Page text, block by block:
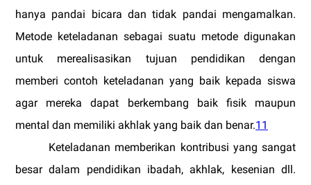
hanya pandai bicara dan tidak pandai mengamalkan.
Metode keteladanan sebagai suatu metode digunakan
untuk merealisasikan tujuan pendidikan dengan
memberi contoh keteladanan yang baik kepada siswa
agar mereka dapat berkembang baik fisik maupun
mental dan memiliki akhlak yang baik dan benar.11
Keteladanan memberikan kontribusi yang sangat
besar dalam pendidikan ibadah, akhlak, kesenian dll.